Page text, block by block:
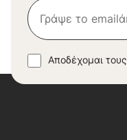
Αποδέχομαι τους